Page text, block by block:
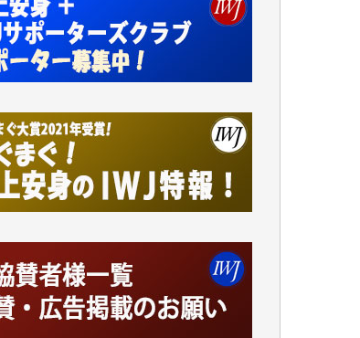
ともな報道、ありがとうございま
城 靖 様）